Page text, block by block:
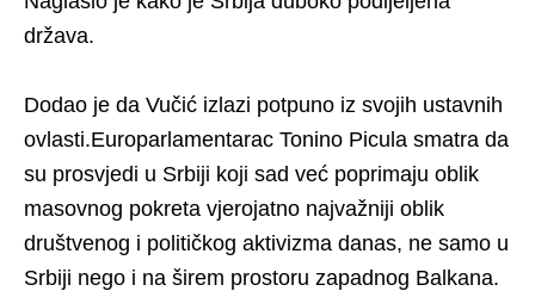
država.
Dodao je da Vučić izlazi potpuno iz svojih ustavnih
ovlasti.Europarlamentarac Tonino Picula smatra da
su prosvjedi u Srbiji koji sad već poprimaju oblik
masovnog pokreta vjerojatno najvažniji oblik
društvenog i političkog aktivizma danas, ne samo u
Srbiji nego i na širem prostoru zapadnog Balkana.